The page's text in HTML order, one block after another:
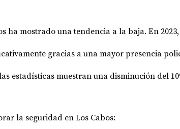
ha mostrado una tendencia a la baja. En
gracias a una mayor presencia
estadísticas muestran una disminución del
la seguridad en Los Cabos: